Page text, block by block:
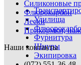
Удилища
Фурнитура
Шнуры
Экипировка
Силиконовые
Флюрокарбон
Лески
Прикормки,
Наши контакты